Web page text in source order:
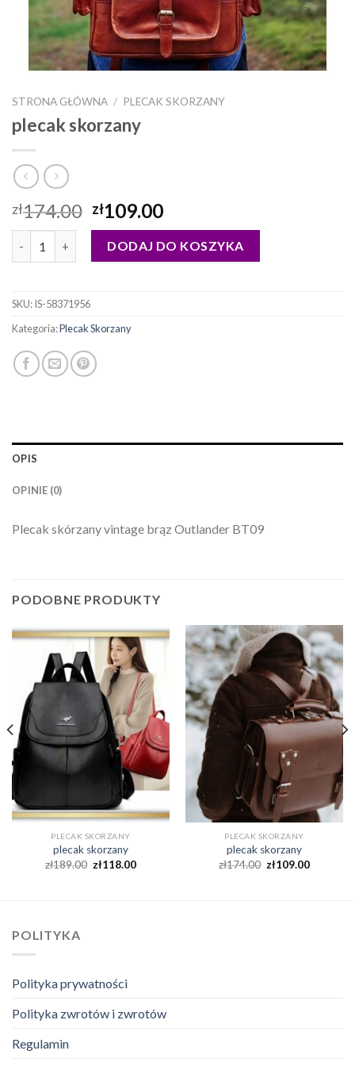
STRONA GŁÓWNA / PLECAK SKORZANY
plecak skorzany
zł174.00 zł109.00
ilość plecak skorzanyDODAJ DO KOSZYKA
SKU:IS-58371956
Kategoria:Plecak Skorzany
OPIS
OPINIE (0)
Plecak skórzany vintage brąz Outlander BT09
PODOBNE PRODUKTY
PLECAK SKORZANY
plecak skorzany
zł189.00 zł118.00
PLECAK SKORZANY
plecak skorzany
zł174.00 zł109.00
POLITYKA
Polityka prywatności
Polityka zwrotów i zwrotów
Regulamin